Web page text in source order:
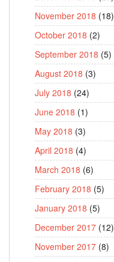
November 2018 (18)
October 2018 (2)
September 2018 (5)
August 2018 (3)
July 2018 (24)
June 2018 (1)
May 2018 (3)
April 2018 (4)
March 2018 (6)
February 2018 (5)
January 2018 (5)
December 2017 (12)
November 2017 (8)